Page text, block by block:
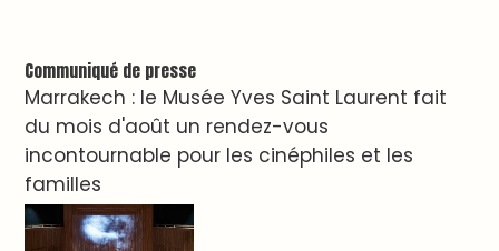
🎵Bulldozer Blues
Clip : 🎵 LE BLUES DE L'IA
🎵 Ormuzera bien, qui ormuzera le
dernier